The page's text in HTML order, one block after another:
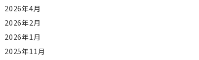
2026年4月
2026年2月
2026年1月
2025年11月